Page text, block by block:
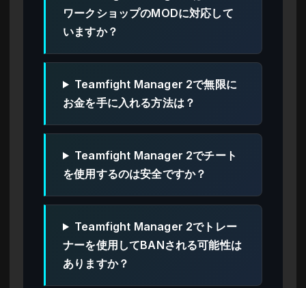
ワークショップのMODに対応して
いますか？
Teamfight Manager 2で無限に
お金を手に入れる方法は？
Teamfight Manager 2でチート
を使用するのは安全ですか？
Teamfight Manager 2でトレー
ナーを使用してBANされる可能性は
ありますか？